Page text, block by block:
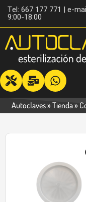
Tel: 667 177 771 | e-
9:00-18:00
Autoclaves»Tienda»